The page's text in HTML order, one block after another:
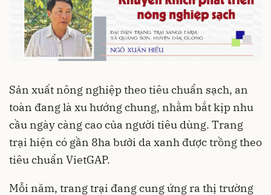
Sản xuất nông nghiệp theo tiêu chuẩn sạch, an
toàn đang là xu hướng chung, nhằm bắt kịp nhu
cầu ngày càng cao của người tiêu dùng. Trang
trại hiện có gần 8ha bưởi da xanh được trồng theo
tiêu chuẩn VietGAP.
Mỗi năm, trang trại đang cung ứng ra thị trường